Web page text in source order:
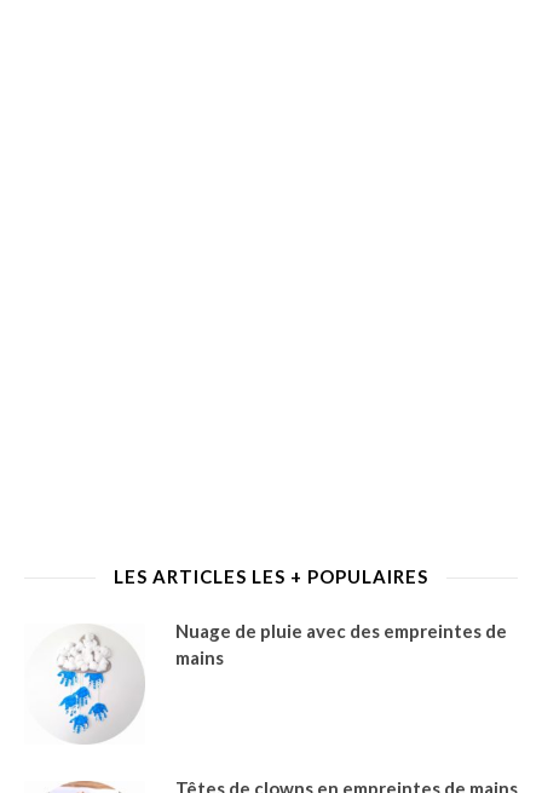
LES ARTICLES LES + POPULAIRES
Nuage de pluie avec des empreintes de
mains
Têtes de clowns en empreintes de mains